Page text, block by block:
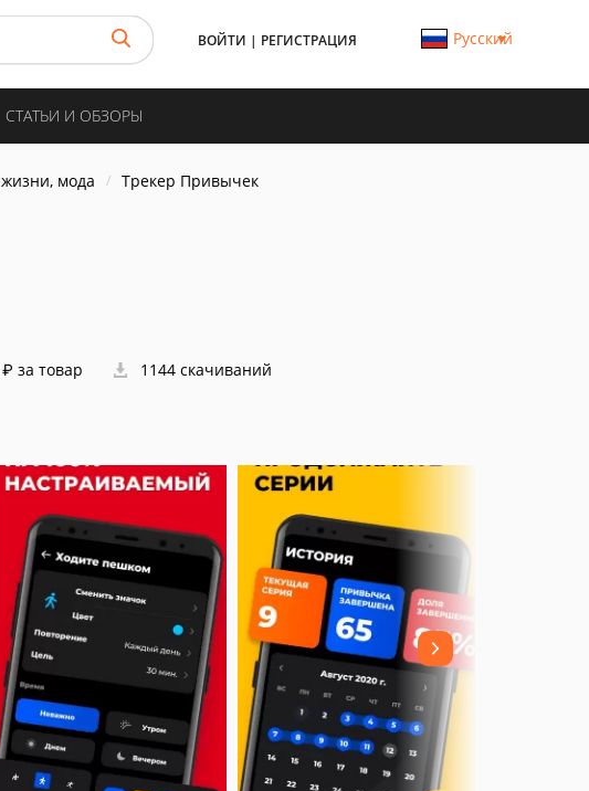
ВОЙТИ | РЕГИСТРАЦИЯ Русский
СТАТЬИ И ОБЗОРЫ
мода Трекер Привычек
за товар 1144 скачиваний